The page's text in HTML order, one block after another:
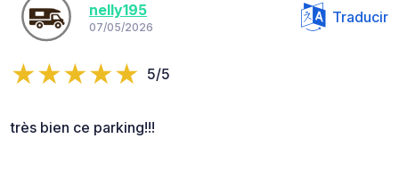
nelly195
07/05/2026
Traducir
5/5
très bien ce parking!!!